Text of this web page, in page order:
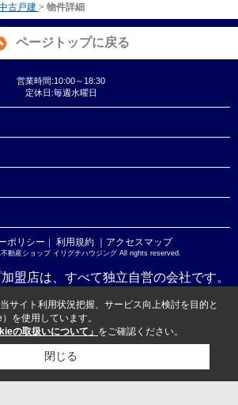
古戸建 > 物件詳細
ページトップに戻る
営業時間:10:00～18:30
定休日:毎週水曜日
ポリシー ｜ 利用規約 ｜アクセスマップ
動産ショップ イリグチハウジング All rights reserved.
盟店は、すべて独立自営の会社です。
サイト利用状況把握、サービス向上検討を目的と
を使用しています。
の取扱いについて」 をご確認ください。
閉じる